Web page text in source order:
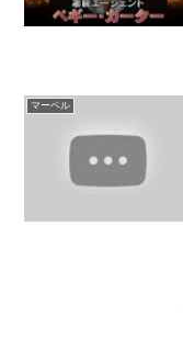
マーベル